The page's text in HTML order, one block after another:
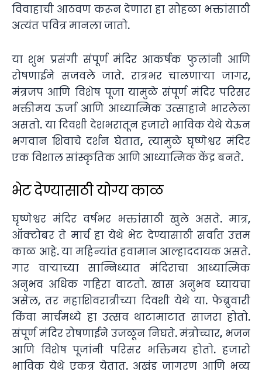
विवाहाची आठवण करून देणारा हा सोहळा भक्तांसाठी
अत्यंत पवित्र मानला जातो.
या शुभ प्रसंगी संपूर्ण मंदिर आकर्षक फुलांनी आणि
रोषणाईने सजवले जाते. रात्रभर चालणाऱ्या जागर,
मंत्रजप आणि विशेष पूजा यामुळे संपूर्ण मंदिर परिसर
भक्तीमय ऊर्जा आणि आध्यात्मिक उत्साहाने भारलेला
असतो. या दिवशी देशभरातून हजारो भाविक येथे येऊन
भगवान शिवाचे दर्शन घेतात, त्यामुळे घृष्णेश्वर मंदिर
एक विशाल सांस्कृतिक आणि आध्यात्मिक केंद्र बनते.
भेट देण्यासाठी योग्य काळ
घृष्णेश्वर मंदिर वर्षभर भक्तांसाठी खुले असते. मात्र,
ऑक्टोबर ते मार्च हा येथे भेट देण्यासाठी सर्वांत उत्तम
काळ आहे. या महिन्यांत हवामान आल्हाददायक असते.
गार वाऱ्याच्या सान्निध्यात मंदिराचा आध्यात्मिक
अनुभव अधिक गहिरा वाटतो. खास अनुभव घ्यायचा
असेल, तर महाशिवरात्रीच्या दिवशी येथे या. फेब्रुवारी
किंवा मार्चमध्ये हा उत्सव थाटामाटात साजरा होतो.
संपूर्ण मंदिर रोषणाईने उजळून निघते. मंत्रोच्चार, भजन
आणि विशेष पूजांनी परिसर भक्तिमय होतो. हजारो
भाविक येथे एकत्र येतात. अखंड जागरण आणि भव्य